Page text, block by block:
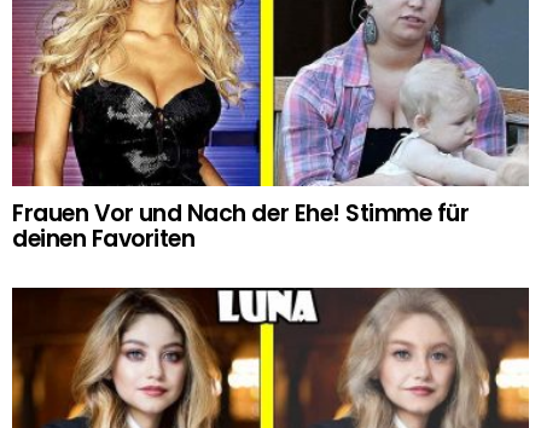
Frauen Vor und Nach der Ehe! Stimme für
deinen Favoriten